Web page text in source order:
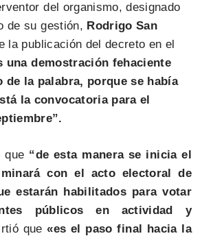
del organismo, designado
de su gestión, Rodrigo San
la publicación del decreto en el
una demostración fehaciente
de la palabra, porque se había
la convocatoria para el
que “de esta manera se inicia el
con el acto electoral de
estarán habilitados para votar
públicos en actividad y
que«es el paso final hacia la